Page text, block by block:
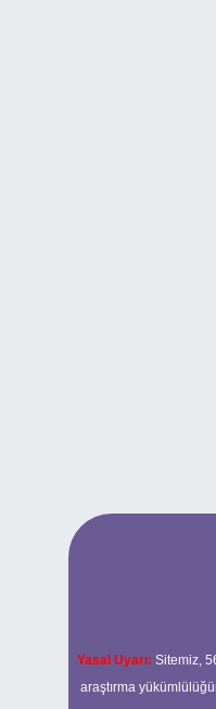
Yasal Uyarı: Sitemiz,
araştırma